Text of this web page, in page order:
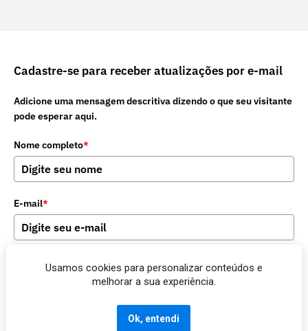
Cadastre-se para receber atualizações por e-mail
Adicione uma mensagem descritiva dizendo o que seu visitante
pode esperar aqui.
Nome completo*
E-mail*
Usamos cookies para personalizar conteúdos e
melhorar a sua experiência.
Ok, entendi